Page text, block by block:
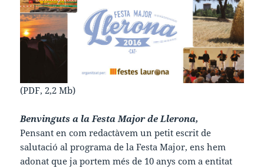
(PDF, 2,2 Mb)
Benvinguts a la Festa Major de Llerona,
Pensant en com redactàvem un petit escrit de
salutació al programa de la Festa Major, ens hem
adonat que ja portem més de 10 anys com a entitat